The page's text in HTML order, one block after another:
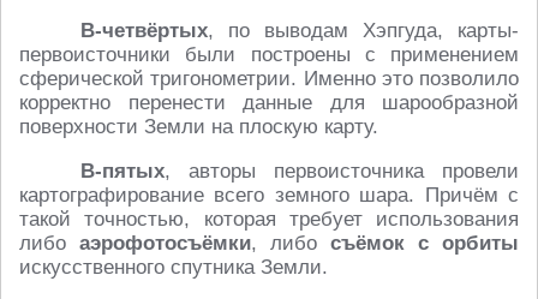
В-четвёртых, по выводам Хэпгуда, карты-
первоисточники были построены с применением
сферической тригонометрии. Именно это позволило
корректно перенести данные для шарообразной
поверхности Земли на плоскую карту.
В-пятых, авторы первоисточника провели
картографирование всего земного шара. Причём с
такой точностью, которая требует использования
либо аэрофотосъёмки, либо съёмок с орбиты
искусственного спутника Земли.